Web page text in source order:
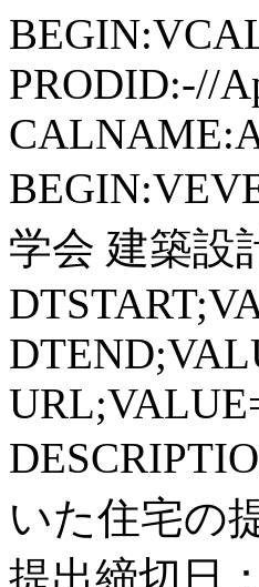
PRODID:-//
学会 建築設
いた住宅の